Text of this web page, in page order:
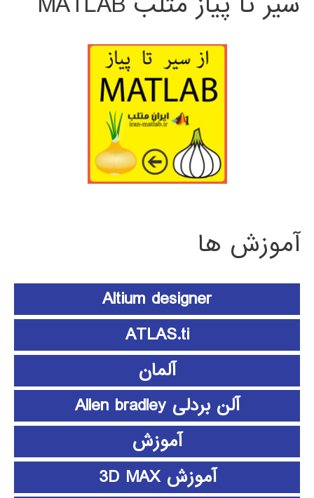
آموزش ها
Altium designer
ATLAS.ti
آلمان
آلن بردلی Allen bradley
آموزش
آموزش 3D MAX